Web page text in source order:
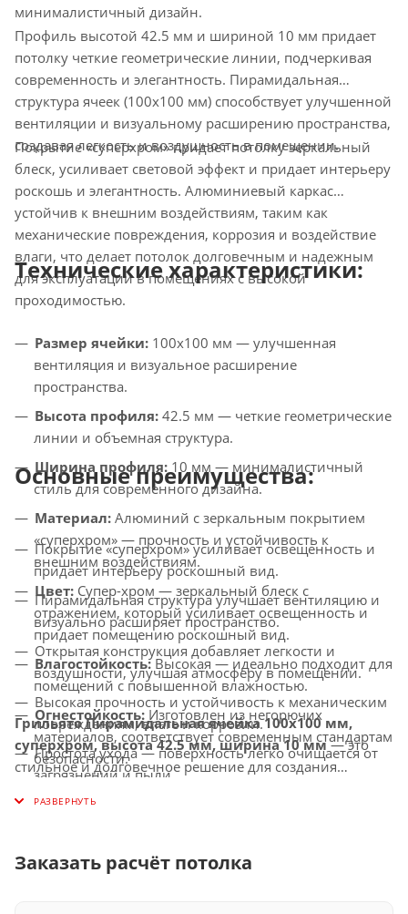
минималистичный дизайн.
Профиль высотой 42.5 мм и шириной 10 мм придает
потолку четкие геометрические линии, подчеркивая
современность и элегантность. Пирамидальная
структура ячеек (100х100 мм) способствует улучшенной
вентиляции и визуальному расширению пространства,
создавая легкость и воздушность в помещении.
Покрытие «суперхром» придает потолку зеркальный
блеск, усиливает световой эффект и придает интерьеру
роскошь и элегантность. Алюминиевый каркас
устойчив к внешним воздействиям, таким как
механические повреждения, коррозия и воздействие
влаги, что делает потолок долговечным и надежным
для эксплуатации в помещениях с высокой
проходимостью.
Технические характеристики:
Размер ячейки: 100х100 мм — улучшенная
вентиляция и визуальное расширение
пространства.
Высота профиля: 42.5 мм — четкие геометрические
линии и объемная структура.
Ширина профиля: 10 мм — минималистичный
стиль для современного дизайна.
Материал: Алюминий с зеркальным покрытием
«суперхром» — прочность и устойчивость к
внешним воздействиям.
Цвет: Супер-хром — зеркальный блеск с
отражением, который усиливает освещенность и
придает помещению роскошный вид.
Влагостойкость:Высокая — идеально подходит для
помещений с повышенной влажностью.
Огнестойкость: Изготовлен из негорючих
материалов, соответствует современным стандартам
безопасности.
интегрируется с LED-светильниками и другими
Основные преимущества:
Покрытие «суперхром» усиливает освещенность и
придает интерьеру роскошный вид.
Пирамидальная структура улучшает вентиляцию и
визуально расширяет пространство.
Открытая конструкция добавляет легкости и
воздушности, улучшая атмосферу в помещении.
Высокая прочность и устойчивость к механическим
повреждениям, влаге и коррозии.
Простота ухода — поверхность легко очищается от
загрязнений и пыли.
Универсальное применение — идеально подходит
Грильято Пирамидальная ячейка 100х100 мм,
суперхром, высота 42.5 мм, ширина 10 мм— это
стильное и долговечное решение для создания
вашему интерьеру современный и роскошный вид.
Заказать расчёт потолка